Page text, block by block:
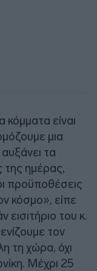
είναι
μια
τα
της ημέρας,
προϋποθέσεις
κόσμο», είπε
εισιτήριο του κ.
τον
τη χώρα, όχι
Μέχρι 25